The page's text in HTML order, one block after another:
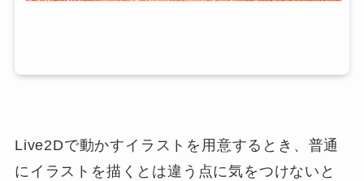
Live2Dで動かすイラストを用意するとき、普通
にイラストを描くとは違う点に気をつけないと